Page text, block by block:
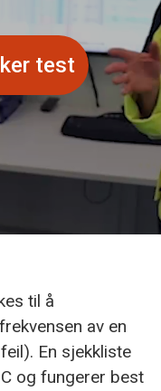
test
til å
av en
En sjekkliste
og fungerer best